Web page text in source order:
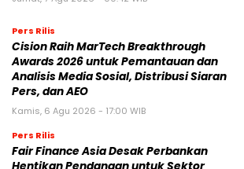
Pers Rilis
Cision Raih MarTech Breakthrough
Awards 2026 untuk Pemantauan dan
Analisis Media Sosial, Distribusi Siaran
Pers, dan AEO
Kamis, 6 Agu 2026 - 17:00 WIB
Pers Rilis
Fair Finance Asia Desak Perbankan